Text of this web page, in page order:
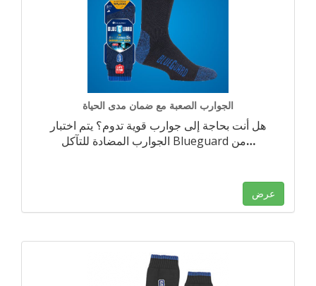
الجوارب الصعبة مع ضمان مدى الحياة
هل أنت بحاجة إلى جوارب قوية تدوم؟ يتم اختبار
الجوارب المضادة للتآكل Blueguard من…
عرض